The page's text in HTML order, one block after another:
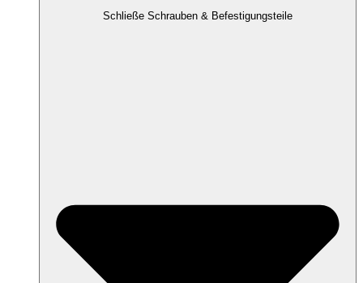
Schließe Schrauben & Befestigungsteile